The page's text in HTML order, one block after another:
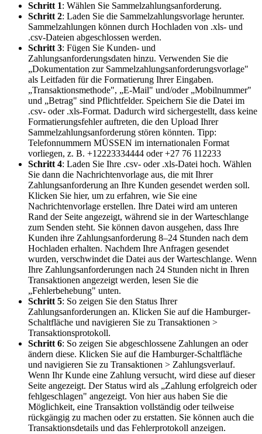
Schritt 1: Wählen Sie Sammelzahlungsanforderung.
Schritt 2: Laden Sie die Sammelzahlungsvorlage herunter.
Sammelzahlungen können durch Hochladen von .xls- und
.csv-Dateien abgeschlossen werden.
Schritt 3: Fügen Sie Kunden- und
Zahlungsanforderungsdaten hinzu. Verwenden Sie die
„Dokumentation zur Sammelzahlungsanforderungsvorlage"
als Leitfaden für die Formatierung Ihrer Eingaben.
„Transaktionsmethode", „E-Mail" und/oder „Mobilnummer"
und „Betrag" sind Pflichtfelder. Speichern Sie die Datei im
.csv- oder .xls-Format. Dadurch wird sichergestellt, dass keine
Formatierungsfehler auftreten, die den Upload Ihrer
Sammelzahlungsanforderung stören könnten. Tipp:
Telefonnummern MÜSSEN im internationalen Format
vorliegen, z. B. +12223334444 oder +27 76 112233
Schritt 4: Laden Sie Ihre .csv- oder .xls-Datei hoch. Wählen
Sie dann die Nachrichtenvorlage aus, die mit Ihrer
Zahlungsanforderung an Ihre Kunden gesendet werden soll.
Klicken Sie hier, um zu erfahren, wie Sie eine
Nachrichtenvorlage erstellen. Ihre Datei wird am unteren
Rand der Seite angezeigt, während sie in der Warteschlange
zum Senden steht. Sie können davon ausgehen, dass Ihre
Kunden ihre Zahlungsanforderung 8–24 Stunden nach dem
Hochladen erhalten. Nachdem Ihre Anfragen gesendet
wurden, verschwindet die Datei aus der Warteschlange. Wenn
Ihre Zahlungsanforderungen nach 24 Stunden nicht in Ihren
Transaktionen angezeigt werden, lesen Sie die
„Fehlerbehebung" unten.
Schritt 5: So zeigen Sie den Status Ihrer
Zahlungsanforderungen an. Klicken Sie auf die Hamburger-
Schaltfläche und navigieren Sie zu Transaktionen >
Transaktionsprotokoll.
Schritt 6: So zeigen Sie abgeschlossene Zahlungen an oder
ändern diese. Klicken Sie auf die Hamburger-Schaltfläche
und navigieren Sie zu Transaktionen > Zahlungsverlauf.
Wenn Ihr Kunde eine Zahlung versucht, wird diese auf dieser
Seite angezeigt. Der Status wird als „Zahlung erfolgreich oder
fehlgeschlagen" angezeigt. Von hier aus haben Sie die
Möglichkeit, eine Transaktion vollständig oder teilweise
rückgängig zu machen oder zu erstatten. Sie können auch die
Transaktionsdetails und das Fehlerprotokoll anzeigen.